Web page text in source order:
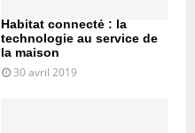
Habitat connecté : la
technologie au service de
la maison
30 avril 2019